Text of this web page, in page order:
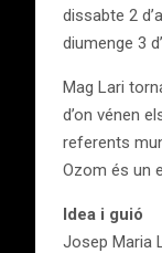
dissabte 2
diumenge 3
Mag Lari
d’on vénen
referents
Ozom és un
Idea i guió
Josep Maria